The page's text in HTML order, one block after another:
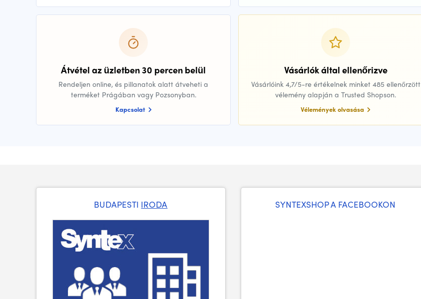
Átvétel az üzletben 30 percen belül
Rendeljen online, és pillanatok alatt átveheti a
terméket Prágában vagy Pozsonyban.
Kapcsolat
Vásárlók által ellenőrizve
Vásárlóink 4,7/5-re értékelnek minket 485 ellenőrzött
vélemény alapján a Trusted Shopson.
Vélemények olvasása
BUDAPESTI IRODA SYNTEXSHOP A FACEBOOKON